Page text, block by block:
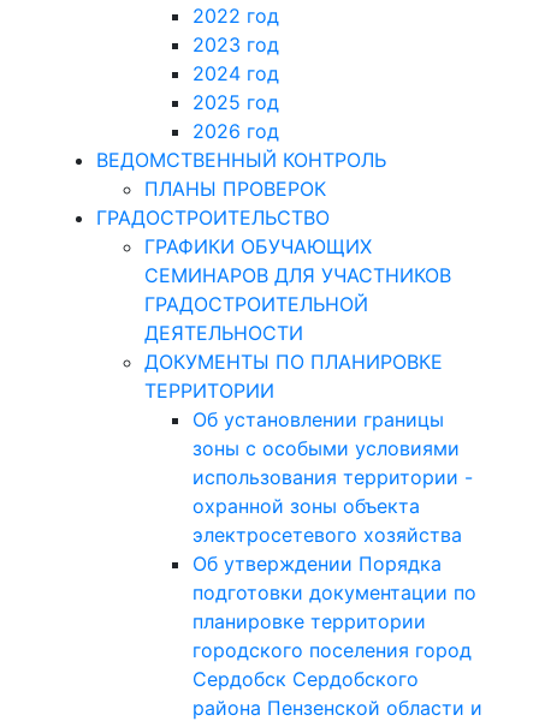
2022 год
2023 год
2024 год
2025 год
2026 год
ВЕДОМСТВЕННЫЙ КОНТРОЛЬ
ПЛАНЫ ПРОВЕРОК
ГРАДОСТРОИТЕЛЬСТВО
ГРАФИКИ ОБУЧАЮЩИХ
СЕМИНАРОВ ДЛЯ УЧАСТНИКОВ
ГРАДОСТРОИТЕЛЬНОЙ
ДЕЯТЕЛЬНОСТИ
ДОКУМЕНТЫ ПО ПЛАНИРОВКЕ
ТЕРРИТОРИИ
Об установлении границы
зоны с особыми условиями
использования территории -
охранной зоны объекта
электросетевого хозяйства
Об утверждении Порядка
подготовки документации по
планировке территории
городского поселения город
Сердобск Сердобского
района Пензенской области и